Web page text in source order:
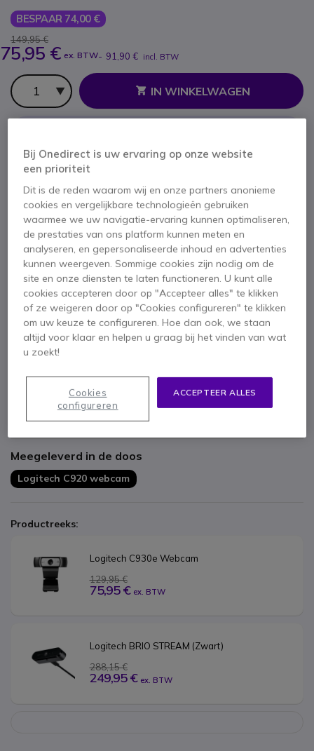
BESPAAR 74,00 €
149,95 €
75,95 € ex. BTW- 91,90 € incl. BTW
Aantal
IN WINKELWAGEN
Niet op voorraad
Levering:5-7 dagen
2 jaarFabrieksgarantie
Belangrijkste kenmerken
Full HD 1080p videobellen
Snapshots van 15 megapixels
Carl Zeiss®-optiek
Toon meer
Meegeleverd in de doos
Logitech C920 webcam
Productreeks:
Logitech C930e Webcam
129,95 €
75,95 € ex. BTW
Logitech BRIO STREAM (Zwart)
288,15 €
249,95 € ex. BTW
Bij Onedirect is uw ervaring op onze website
een prioriteit
Dit is de reden waarom wij en onze partners anonieme
cookies en vergelijkbare technologieën gebruiken
waarmee we uw navigatie-ervaring kunnen optimaliseren,
de prestaties van ons platform kunnen meten en
analyseren, en gepersonaliseerde inhoud en advertenties
kunnen weergeven. Sommige cookies zijn nodig om de
site en onze diensten te laten functioneren. U kunt alle
cookies accepteren door op "Accepteer alles" te klikken
of ze weigeren door op "Cookies configureren" te klikken
om uw keuze te configureren. Hoe dan ook, we staan
altijd voor klaar en helpen u graag bij het vinden van wat
u zoekt!
ACCEPTEER ALLES
Cookies
configureren